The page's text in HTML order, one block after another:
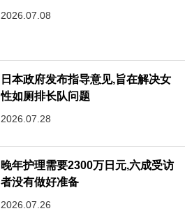
2026.07.08
日本政府发布指导意见,旨在解决女
性如厕排长队问题
2026.07.28
晚年护理需要2300万日元,六成受访
者没有做好准备
2026.07.26